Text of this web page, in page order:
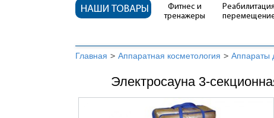
НАШИ ТОВАРЫ
Фитнес и
тренажеры
Главная > Аппаратная косметология > Аппараты
Электросауна 3-